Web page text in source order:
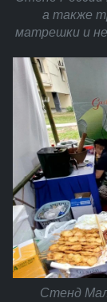
а также
матрешки и
Стенд